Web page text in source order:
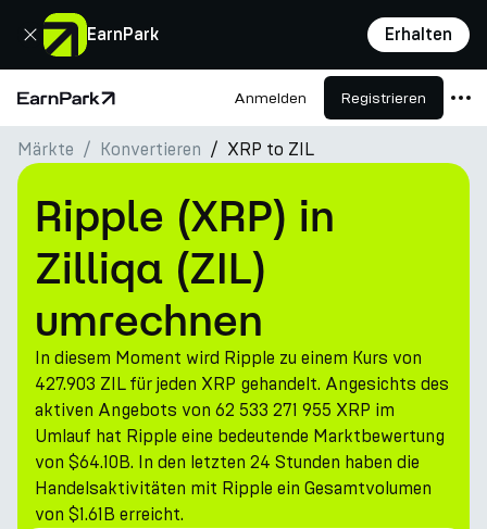
EarnPark Erhalten
Schließen
Startseite Anmelden Registrieren
Produkte
Märkte
Rechner
PARK Token
Ressourcen
Unternehmen
Märkte Konvertieren XRP to ZIL
Ripple (XRP) in
Zilliqa (ZIL)
umrechnen
In diesem Moment wird Ripple zu einem Kurs von
427.903 ZIL für jeden XRP gehandelt. Angesichts des
aktiven Angebots von 62 533 271 955 XRP im
Umlauf hat Ripple eine bedeutende Marktbewertung
von $64.10B. In den letzten 24 Stunden haben die
Handelsaktivitäten mit Ripple ein Gesamtvolumen
von $1.61B erreicht.